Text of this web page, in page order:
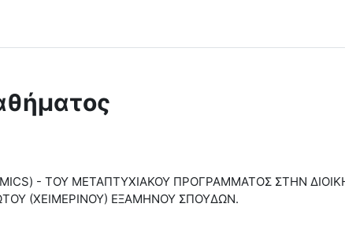
- ΤΟΥ ΜΕΤΑΠΤΥΧΙΑΚΟΥ ΠΡΟΓΡΑΜΜΑΤΟΣ ΣΤΗΝ
(ΧΕΙΜΕΡΙΝΟΥ) ΕΞΑΜΗΝΟΥ ΣΠΟΥΔΩΝ.